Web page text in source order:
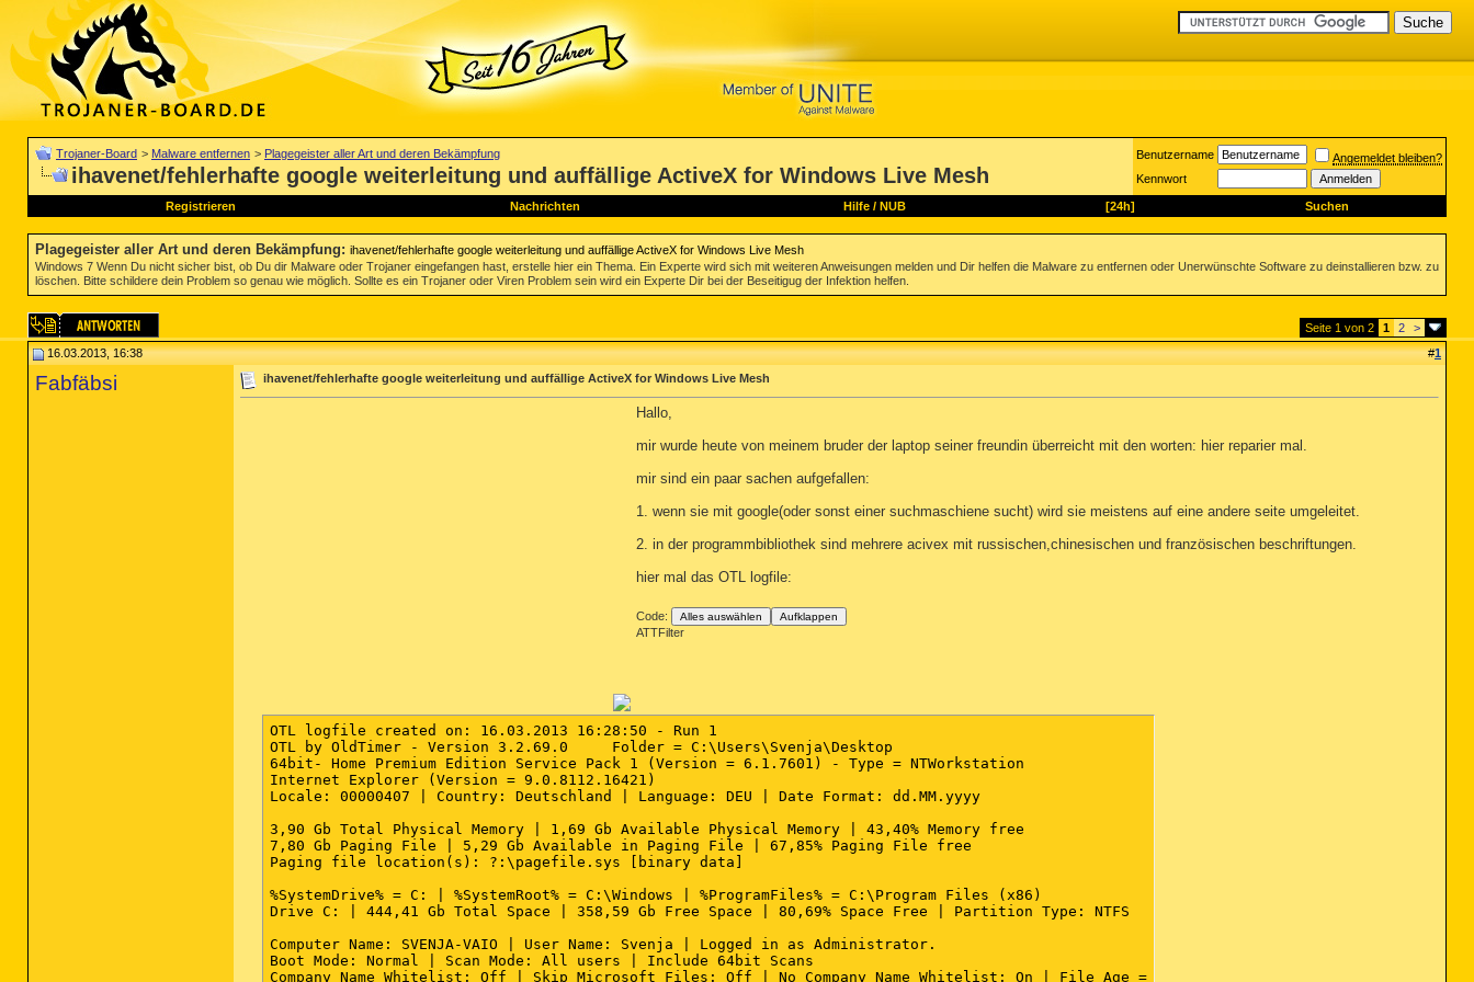
Trojaner-Board > Malware entfernen > Plagegeister aller Art und deren Bekämpfung
ihavenet/fehlerhafte google weiterleitung und auffällige ActiveX for Windows Live Mesh
Benutzername
Angemeldet bleiben?
Kennwort
Registrieren Nachrichten Hilfe/ NUB [24h] Suchen
Plagegeister aller Art und deren Bekämpfung: ihavenet/fehlerhafte google weiterleitung und auffällige ActiveX for Windows Live Mesh
Windows 7 Wenn Du nicht sicher bist, ob Du dir Malware oder Trojaner eingefangen hast, erstelle hier ein Thema. Ein Experte wird sich mit weiteren Anweisungen melden und Dir helfen die Malware zu entfernen oder Unerwünschte Software zu deinstallieren bzw. zu
löschen. Bitte schildere dein Problem so genau wie möglich. Sollte es ein Trojaner oder Viren Problem sein wird ein Experte Dir bei der Beseitigug der Infektion helfen.
Seite 1 von 2 1 2
>
16.03.2013, 16:38
#1
Fabfäbsi ihavenet/fehlerhafte google weiterleitung und auffällige ActiveX for Windows Live Mesh
Hallo,
mir wurde heute von meinem bruder der laptop seiner freundin überreicht mit den worten: hier reparier mal.
mir sind ein paar sachen aufgefallen:
1. wenn sie mit google(oder sonst einer suchmaschiene sucht) wird sie meistens auf eine andere seite umgeleitet.
2. in der programmbibliothek sind mehrere acivex mit russischen,chinesischen und französischen beschriftungen.
hier mal das OTL logfile:
Code: Alles auswählen Aufklappen
ATTFilter
OTL logfile created on: 16.03.2013 16:28:50 - Run 1
OTL by OldTimer - Version 3.2.69.0     Folder = C:\Users\Svenja\Desktop
64bit- Home Premium Edition Service Pack 1 (Version = 6.1.7601) - Type = NTWorkstation
Internet Explorer (Version = 9.0.8112.16421)
Locale: 00000407 | Country: Deutschland | Language: DEU | Date Format: dd.MM.yyyy
3,90 Gb Total Physical Memory | 1,69 Gb Available Physical Memory | 43,40% Memory free
7,80 Gb Paging File | 5,29 Gb Available in Paging File | 67,85% Paging File free
Paging file location(s): ?:\pagefile.sys [binary data]
%SystemDrive% = C: | %SystemRoot% = C:\Windows | %ProgramFiles% = C:\Program Files (x86)
Drive C: | 444,41 Gb Total Space | 358,59 Gb Free Space | 80,69% Space Free | Partition Type: NTFS
Computer Name: SVENJA-VAIO | User Name: Svenja | Logged in as Administrator.
Boot Mode: Normal | Scan Mode: All users | Include 64bit Scans
Company Name Whitelist: Off | Skip Microsoft Files: Off | No Company Name Whitelist: On | File Age = 30 Days